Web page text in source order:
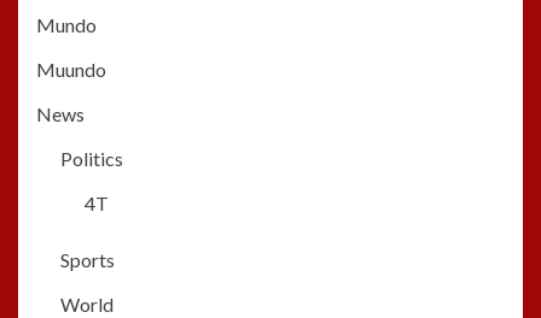
Mundo
Muundo
News
Politics
4T
Sports
World